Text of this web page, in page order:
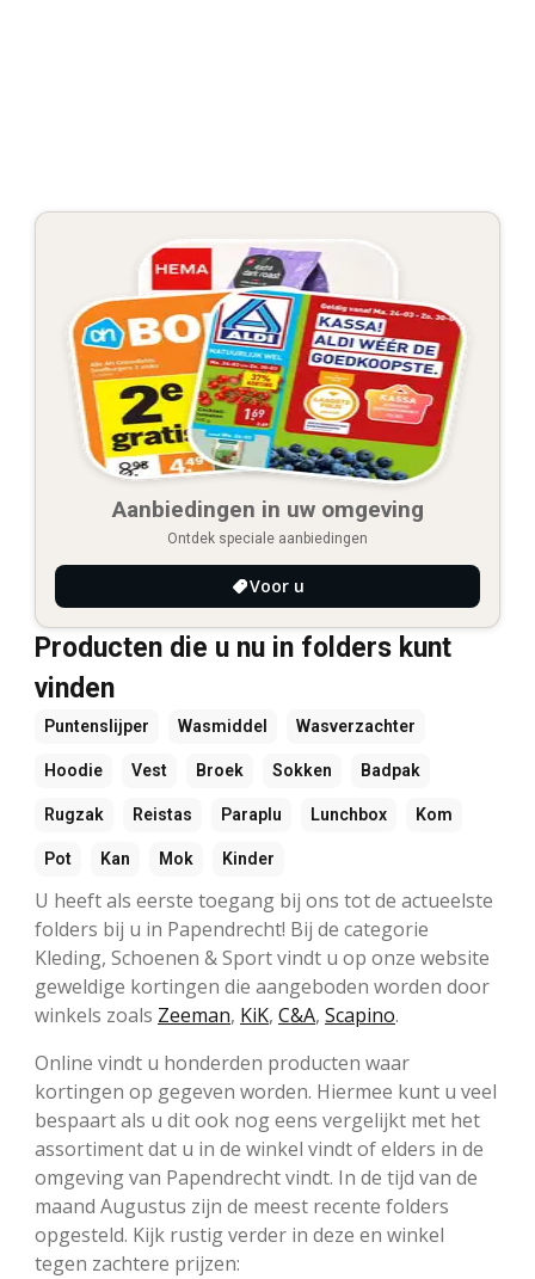
Aanbiedingen in uw omgeving
Ontdek speciale aanbiedingen
Voor u
Producten die u nu in folders kunt
vinden
Puntenslijper Wasmiddel Wasverzachter
Hoodie Vest Broek Sokken Badpak
Rugzak Reistas Paraplu Lunchbox Kom
Pot Kan Mok Kinder
U heeft als eerste toegang bij ons tot de actueelste
folders bij u in Papendrecht! Bij de categorie
Kleding, Schoenen & Sport vindt u op onze website
geweldige kortingen die aangeboden worden door
winkels zoals Zeeman, KiK, C&A, Scapino.
Online vindt u honderden producten waar
kortingen op gegeven worden. Hiermee kunt u veel
bespaart als u dit ook nog eens vergelijkt met het
assortiment dat u in de winkel vindt of elders in de
omgeving van Papendrecht vindt. In de tijd van de
maand Augustus zijn de meest recente folders
opgesteld. Kijk rustig verder in deze en winkel
tegen zachtere prijzen: